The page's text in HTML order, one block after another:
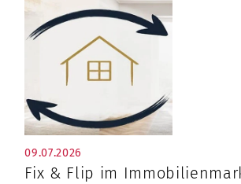
09.07.2026
Fix & Flip im